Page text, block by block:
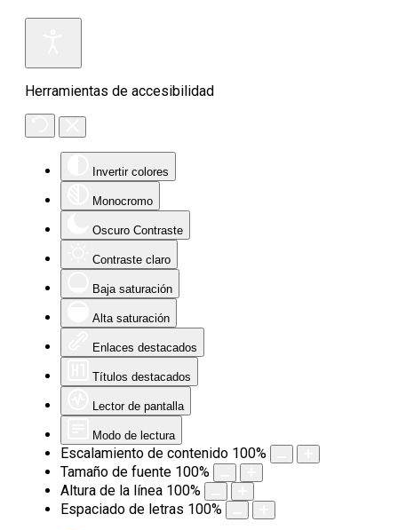
Herramientas de accesibilidad
Invertir colores
Monocromo
Oscuro Contraste
Contraste claro
Baja saturación
Alta saturación
Enlaces destacados
Títulos destacados
Lector de pantalla
Modo de lectura
Escalamiento de contenido 100%
Tamaño de fuente 100%
Altura de la línea 100%
Espaciado de letras 100%